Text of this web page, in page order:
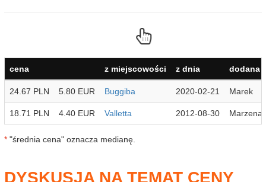
cena z miejscowości z dnia dodana
24.67 PLN 5.80 EUR Buggiba 2020-02-21 Marek
18.71 PLN 4.40 EUR Valletta 2012-08-30 Marzena
* "średnia cena" oznacza medianę.
DYSKUSJA NA TEMAT CENY